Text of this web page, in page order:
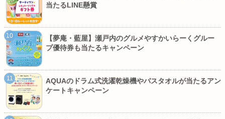
当たるLINE懸賞
【夢庵・藍屋】瀬戸内のグルメやすかいらーくグルー
プ優待券も当たるキャンペーン
AQUAのドラム式洗濯乾燥機やバスタオルが当たるアン
ケートキャンペーン